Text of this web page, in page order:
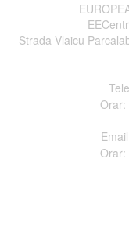
Strada Vlaicu
Orar:
Orar: